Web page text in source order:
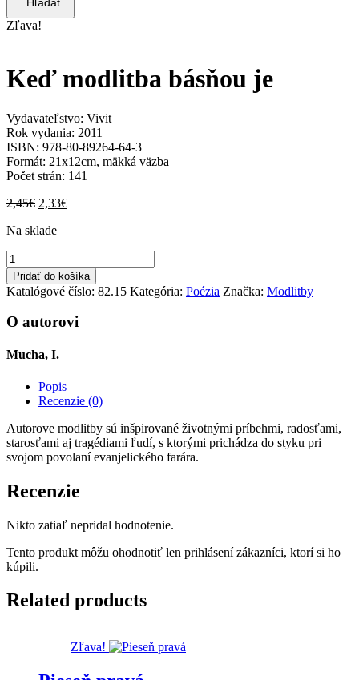
Zľava!
Keď modlitba básňou je
Vydavateľstvo: Vivit
Rok vydania: 2011
ISBN: 978-80-89264-64-3
Formát: 21x12cm, mäkká väzba
Počet strán: 141
2,45€ Pôvodná
bola:
2,33€Aktuálna
Na sklade
množstvo
Keď
modlitba
básňou
je
Pridať do košíka
Katalógové číslo: 82.15 Kategória: Poézia Značka: Modlitby
O autorovi
Mucha, I.
Popis
Recenzie (0)
Autorove modlitby sú inšpirované životnými príbehmi, radosťami,
starosťami aj tragédiami ľudí, s ktorými prichádza do styku pri
svojom povolaní evanjelického farára.
Recenzie
Nikto zatiaľ nepridal hodnotenie.
Tento produkt môžu ohodnotiť len prihlásení zákazníci, ktorí si ho
kúpili.
Related products
Zľava!